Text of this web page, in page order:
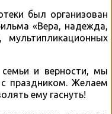
был организован
«Вера, надежда,
и верности, мы
праздником. Желаем
ему гаснуть!